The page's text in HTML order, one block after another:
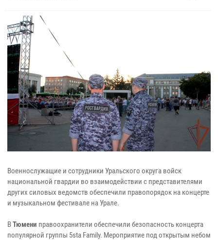
Военнослужащие и сотрудники Уральского округа войск
национальной гвардии во взаимодействии с представителями
других силовых ведомств обеспечили правопорядок на концерте
и музыкальном фестивале на Урале.
ВТюмени правоохранители обеспечили безопасность концерта
популярной группы 5sta Family. Мероприятие под открытым небом